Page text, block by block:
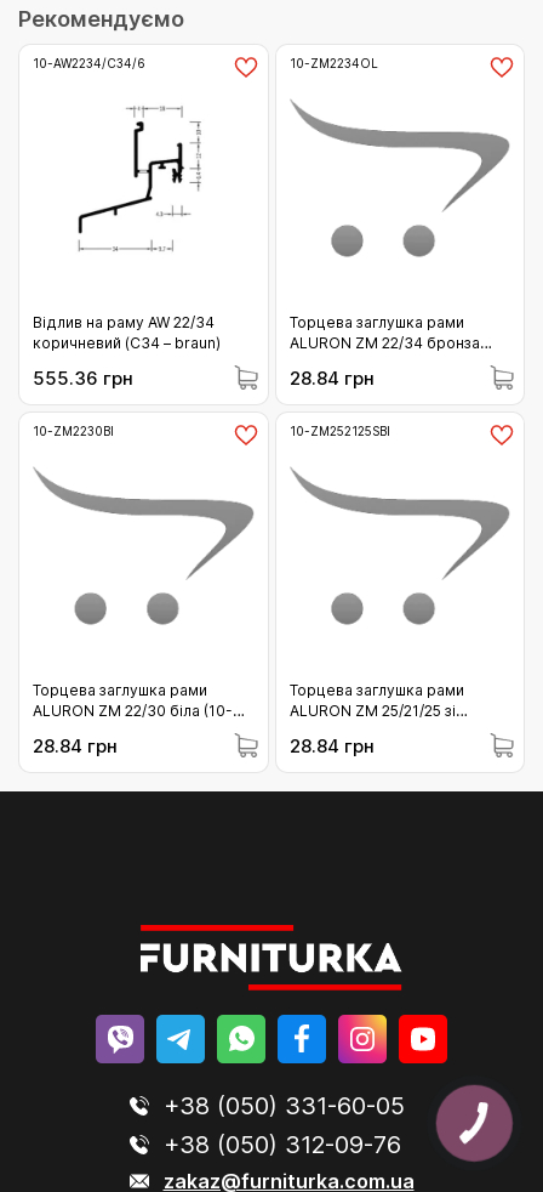
Рекомендуємо
10-AW2234/C34/6
Відлив на раму AW 22/34
коричневий (С34 – braun)
555.36 грн
10-ZM2234OL
Торцева заглушка рами
ALURON ZM 22/34 бронза
28.84 грн
10-ZM2230BI
Торцева заглушка рами
ALURON ZM 22/30 біла (10-
28.84 грн
10-ZM252125SBI
Торцева заглушка рами
ALURON ZM 25/21/25 зі
ZM252125SBI)
28.84 грн
+38 (050) 331-60-05
+38 (050) 312-09-76
zakaz@furniturka.com.ua